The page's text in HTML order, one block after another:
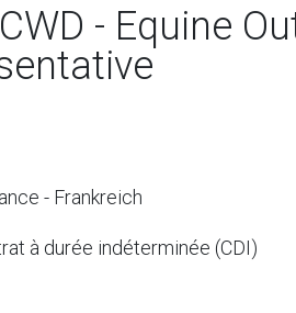
- Equine
- Frankreich
à durée indéterminée (CDI)